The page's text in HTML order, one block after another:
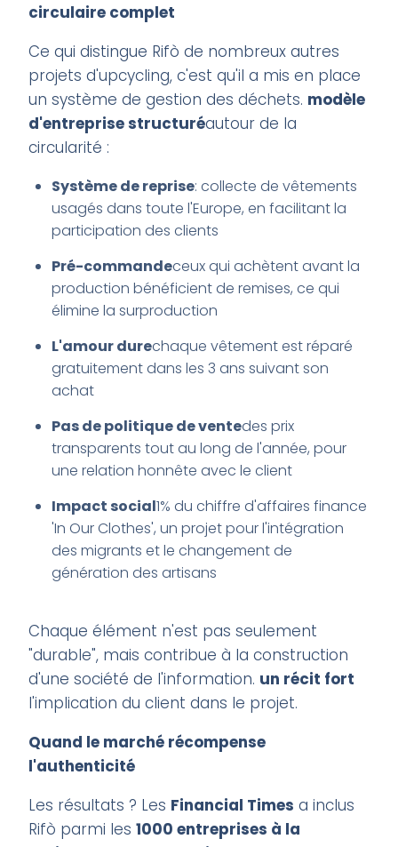
circulaire complet
Ce qui distingue Rifò de nombreux autres
projets d'upcycling, c'est qu'il a mis en place
un système de gestion des déchets. modèle
d'entreprise structuréautour de la
circularité :
Système de reprise: collecte de vêtements
usagés dans toute l'Europe, en facilitant la
participation des clients
Pré-commandeceux qui achètent avant la
production bénéficient de remises, ce qui
élimine la surproduction
L'amour durechaque vêtement est réparé
gratuitement dans les 3 ans suivant son
achat
Pas de politique de ventedes prix
transparents tout au long de l'année, pour
une relation honnête avec le client
Impact social1% du chiffre d'affaires finance
'In Our Clothes', un projet pour l'intégration
des migrants et le changement de
génération des artisans
Chaque élément n'est pas seulement
"durable", mais contribue à la construction
d'une société de l'information. un récit fort
l'implication du client dans le projet.
Quand le marché récompense
l'authenticité
Les résultats ? Les Financial Times a inclus
Rifò parmi les1000 entreprises à la